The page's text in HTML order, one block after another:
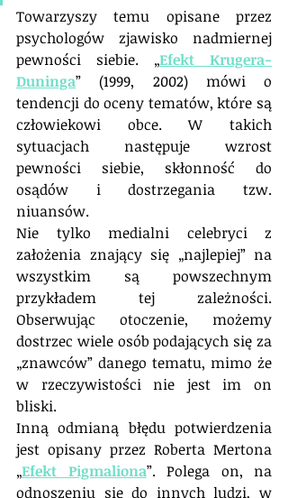
Towarzyszy temu opisane przez
psychologów zjawisko nadmiernej
pewności siebie. „Efekt Krugera-
Duninga” (1999, 2002) mówi o
tendencji do oceny tematów, które są
człowiekowi obce. W takich
sytuacjach następuje wzrost
pewności siebie, skłonność do
osądów i dostrzegania tzw.
niuansów.
Nie tylko medialni celebryci z
założenia znający się „najlepiej” na
wszystkim są powszechnym
przykładem tej zależności.
Obserwując otoczenie, możemy
dostrzec wiele osób podających się za
„znawców” danego tematu, mimo że
w rzeczywistości nie jest im on
bliski.
Inną odmianą błędu potwierdzenia
jest opisany przez Roberta Mertona
„Efekt Pigmaliona”. Polega on, na
odnoszeniu się do innych ludzi, w